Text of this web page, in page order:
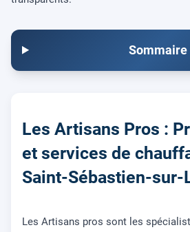
Sommaire
Les Artisans Pros :
et services de
Saint-Sébastien-sur-
Les Artisans pros sont les